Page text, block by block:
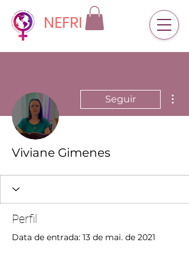
NEFRI
Seguir
Viviane Gimenes
Perfil
Data de entrada: 13 de mai. de 2021